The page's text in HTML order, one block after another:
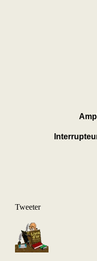
Tweeter